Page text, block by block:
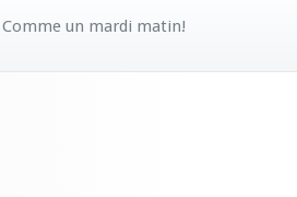
Comme un mardi matin!